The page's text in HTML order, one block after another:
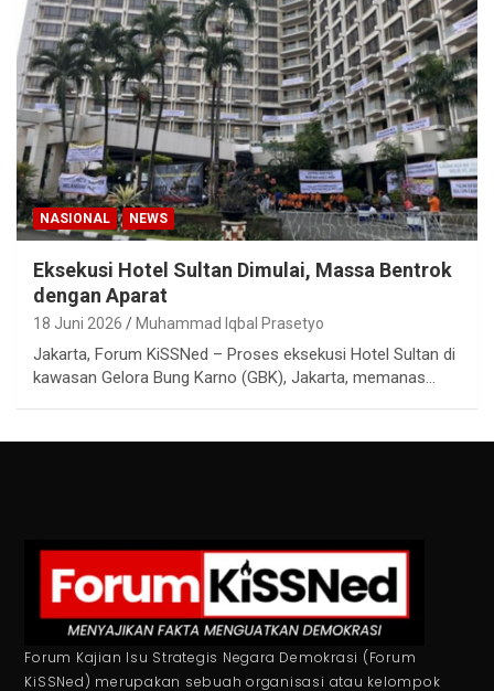
NASIONAL NEWS
Eksekusi Hotel Sultan Dimulai, Massa Bentrok
dengan Aparat
18 Juni 2026 Muhammad Iqbal Prasetyo
Jakarta, Forum KiSSNed – Proses eksekusi Hotel Sultan di
kawasan Gelora Bung Karno (GBK), Jakarta, memanas…
Forum Kajian Isu Strategis Negara Demokrasi (Forum
KiSSNed) merupakan sebuah organisasi atau kelompok